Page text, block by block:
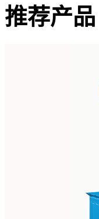
推荐产品